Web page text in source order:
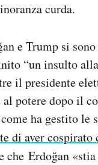
curda.
e Trump si
“un insulto
il presidente
potere dopo il
ha gestito le
di aver
che Erdoğan